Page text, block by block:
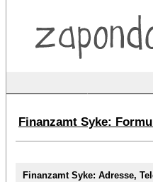
Finanzamt Syke:
Finanzamt Syke: Adresse,